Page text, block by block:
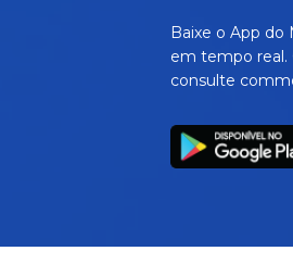
Baixe o App
em tempo real.
consulte